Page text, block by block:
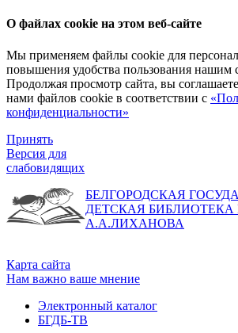
О файлах cookie на этом веб-сайте
Мы применяем файлы cookie для
повышения удобства пользования нашим
Продолжая просмотр сайта, вы
нами файлов cookie в соответствии с
конфиденциальности»
Принять
Версия для
слабовидящих
БЕЛГОРОДСКАЯ
ДЕТСКАЯ
А.А.ЛИХАНОВА
Карта сайта
Нам важно ваше мнение
Электронный каталог
БГДБ-ТВ